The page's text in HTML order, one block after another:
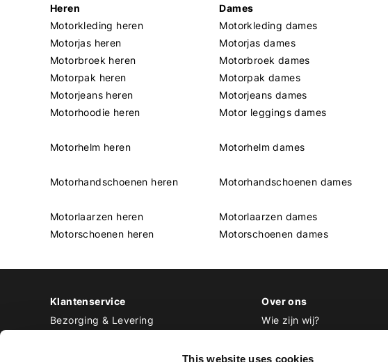
This website uses cookies
Heren
Motorkleding heren
Motorjas heren
Motorbroek heren
Motorpak heren
Motorjeans heren
Motorhoodie heren
Motorhelm heren
Motorhandschoenen heren
Motorlaarzen heren
Motorschoenen heren
Dames
Motorkleding dames
Motorjas dames
Motorbroek dames
Motorpak dames
Motorjeans dames
Motor leggings dames
Motorhelm dames
Motorhandschoenen dames
Motorlaarzen dames
Motorschoenen dames
Klantenservice
Bezorging & Levering
Over ons
Wie zijn wij?
Werken bij Biker Outfit